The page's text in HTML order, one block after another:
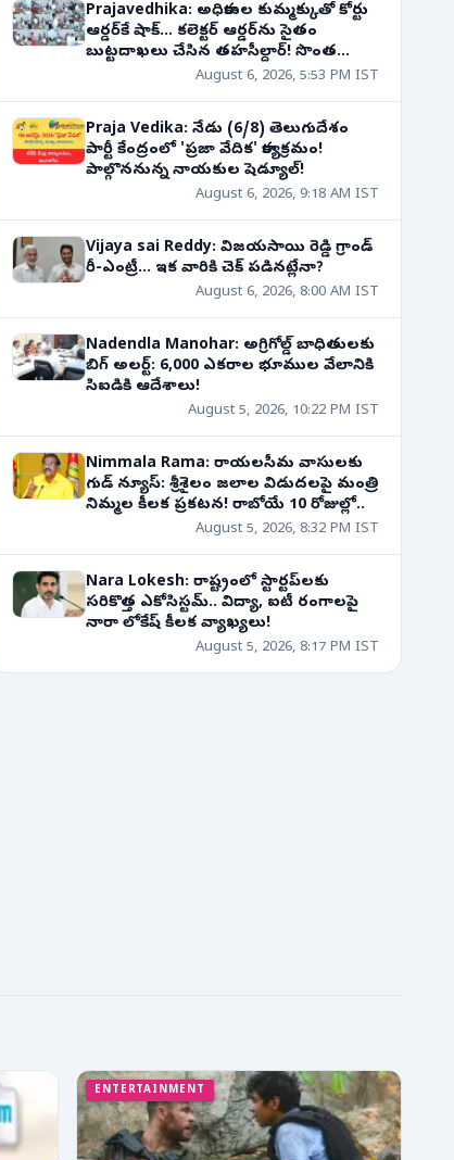
Prajavedhika: అధికారుల కుమ్మక్కుతో కోర్టు
ఆర్డర్‌కే షాక్... కలెక్టర్ ఆర్డర్‌ను సైతం
బుట్టదాఖలు చేసిన తహసీల్దార్! సొంత
తోడబుట్టినవాడే శత్రువుగా మారితే?
August 6, 2026, 5:53 PM IST
Praja Vedika: నేడు (6/8) తెలుగుదేశం
పార్టీ కేంద్రంలో 'ప్రజా వేదిక' కార్యక్రమం!
పాల్గొననున్న నాయకుల షెడ్యూల్!
August 6, 2026, 9:18 AM IST
Vijaya sai Reddy: విజయసాయి రెడ్డి గ్రాండ్
రీ-ఎంట్రీ... ఇక వారికి చెక్ పడినట్లేనా?
August 6, 2026, 8:00 AM IST
Nadendla Manohar: అగ్రిగోల్డ్ బాధితులకు
బిగ్ అలర్ట్: 6,000 ఎకరాల భూముల వేలానికి
సిఐడికి ఆదేశాలు!
August 5, 2026, 10:22 PM IST
Nimmala Rama: రాయలసీమ వాసులకు
గుడ్ న్యూస్: శ్రీశైలం జలాల విడుదలపై మంత్రి
నిమ్మల కీలక ప్రకటన! రాబోయే 10 రోజుల్లో..
August 5, 2026, 8:32 PM IST
Nara Lokesh: రాష్ట్రంలో స్టార్టప్‌లకు
సరికొత్త ఎకోసిస్టమ్.. విద్యా, ఐటీ రంగాలపై
నారా లోకేష్ కీలక వ్యాఖ్యలు!
August 5, 2026, 8:17 PM IST
ENTERTAINMENT